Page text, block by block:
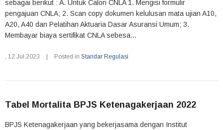
sebagai berikut : A. Untuk Calon CNLA 1. Mengisi formulir
pengajuan CNLA; 2. Scan copy dokumen kelulusan mata ujian A10,
A20, A40 dan Pelatihan Aktuaria Dasar Asuransi Umum; 3.
Membayar biaya sertifikat CNLA sebesa...
, 12.Jul.2023 Posted in Standar Regulasi
Tabel Mortalita BPJS Ketenagakerjaan 2022
BPJS Ketenagakerjaan yang bekerjasama dengan Institut